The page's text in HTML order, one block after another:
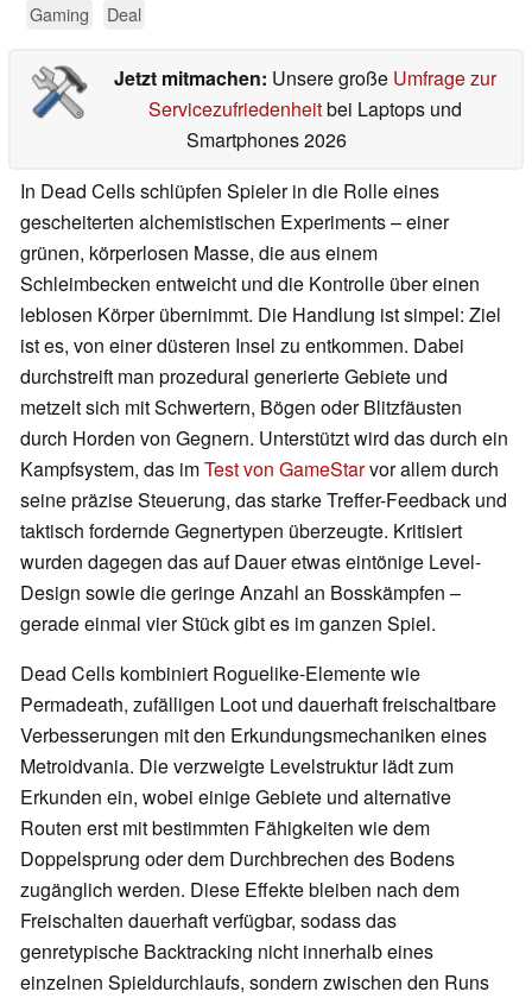
Gaming Deal
Jetzt mitmachen: Unsere große Umfrage zur
Servicezufriedenheitbei Laptops und
Smartphones 2026
In Dead Cells schlüpfen Spieler in die Rolle eines
gescheiterten alchemistischen Experiments – einer
grünen, körperlosen Masse, die aus einem
Schleimbecken entweicht und die Kontrolle über einen
leblosen Körper übernimmt. Die Handlung ist simpel: Ziel
ist es, von einer düsteren Insel zu entkommen. Dabei
durchstreift man prozedural generierte Gebiete und
metzelt sich mit Schwertern, Bögen oder Blitzfäusten
durch Horden von Gegnern. Unterstützt wird das durch ein
Kampfsystem, das imTest von GameStarvor allem durch
seine präzise Steuerung, das starke Treffer-Feedback und
taktisch fordernde Gegnertypen überzeugte. Kritisiert
wurden dagegen das auf Dauer etwas eintönige Level-
Design sowie die geringe Anzahl an Bosskämpfen –
gerade einmal vier Stück gibt es im ganzen Spiel.
Dead Cells kombiniert Roguelike-Elemente wie
Permadeath, zufälligen Loot und dauerhaft freischaltbare
Verbesserungen mit den Erkundungsmechaniken eines
Metroidvania. Die verzweigte Levelstruktur lädt zum
Erkunden ein, wobei einige Gebiete und alternative
Routen erst mit bestimmten Fähigkeiten wie dem
Doppelsprung oder dem Durchbrechen des Bodens
zugänglich werden. Diese Effekte bleiben nach dem
Freischalten dauerhaft verfügbar, sodass das
genretypische Backtracking nicht innerhalb eines
einzelnen Spieldurchlaufs, sondern zwischen den Runs